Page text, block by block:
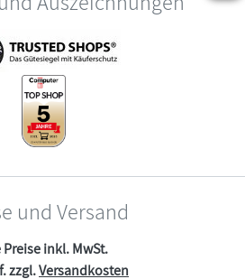
und Versand
Preise inkl. MwSt.
zzgl.Versandkosten